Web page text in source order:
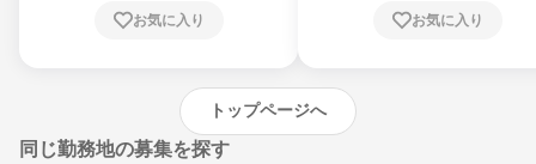
崎県、熊本県、大分県、宮崎県、鹿児島県、
お気に入り お気に入り
トップページへ
同じ勤務地の募集を探す